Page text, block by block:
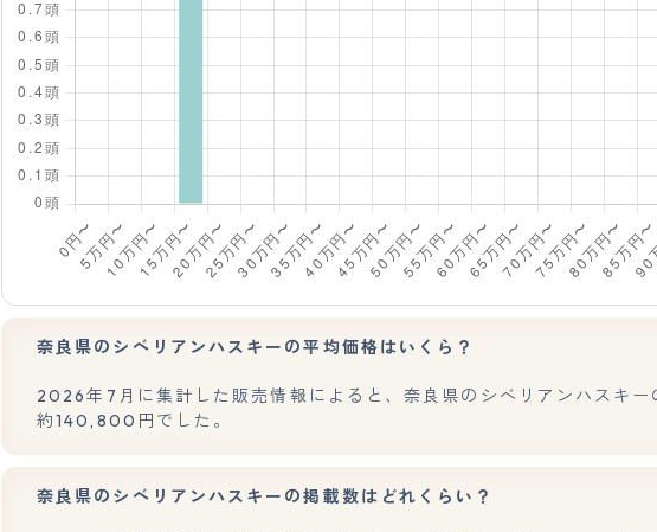
奈良県のシベリアンハスキーの平均価格はいくら？
2026年7月に集計した販売情報によると、奈良県のシベリアンハスキー
約140,800円でした。
奈良県のシベリアンハスキーの掲載数はどれくらい？